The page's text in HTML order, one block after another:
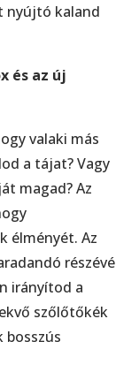
nyújtó kaland
és az új
valaki más
a tájat? Vagy
magad? Az
élményét. Az
részévé
irányítod a
szőlőtőkék
bosszús